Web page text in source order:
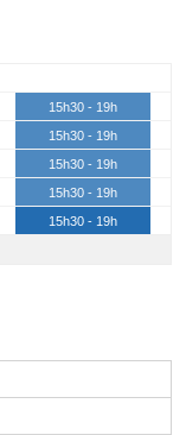
15h30 - 19h
15h30 - 19h
15h30 - 19h
15h30 - 19h
15h30 - 19h